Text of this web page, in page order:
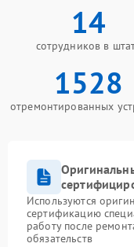
14
сотрудников в
1528
отремонтированных
Используются
сертификацию
работу после
обязательств